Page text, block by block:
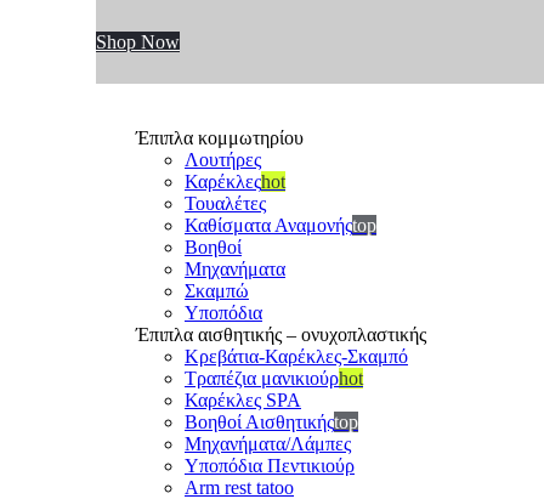
Shop Now
Έπιπλα κομμωτηρίου
Λουτήρες
Καρέκλεςhot
Τουαλέτες
Καθίσματα Αναμονήςtop
Βοηθοί
Μηχανήματα
Σκαμπώ
Υποπόδια
Έπιπλα αισθητικής – ονυχοπλαστικής
Κρεβάτια-Καρέκλες-Σκαμπό
Τραπέζια μανικιούρhot
Καρέκλες SPA
Βοηθοί Αισθητικήςtop
Μηχανήματα/Λάμπες
Υποπόδια Πεντικιούρ
Arm rest tatoo